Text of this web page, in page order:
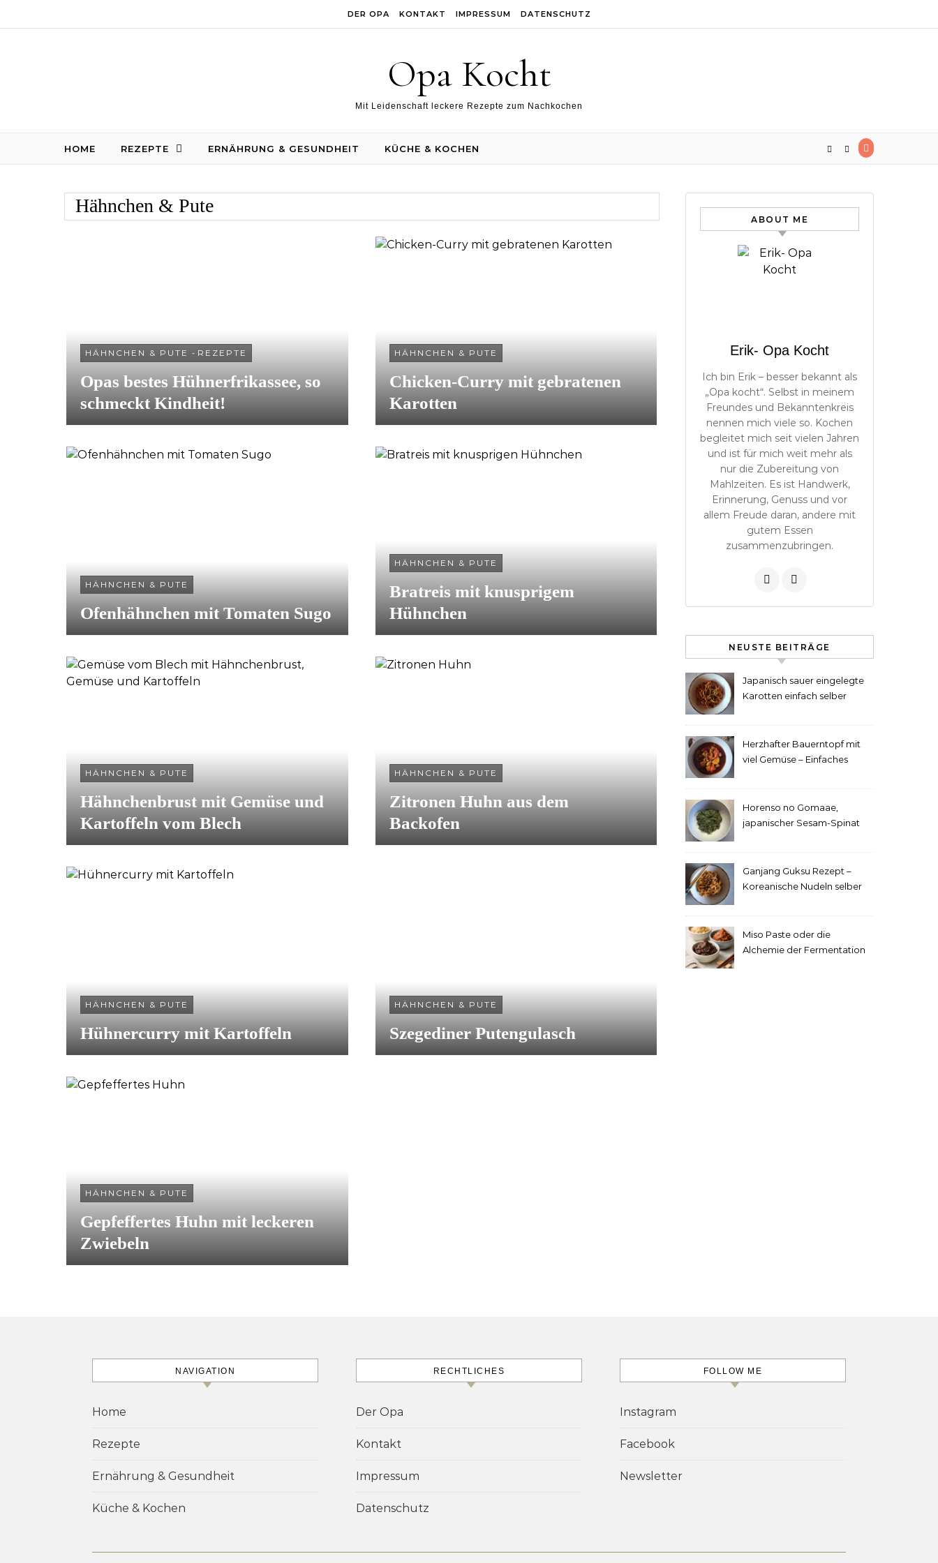
DER OPA KONTAKT IMPRESSUM DATENSCHUTZ
Opa Kocht
Mit Leidenschaft leckere Rezepte zum Nachkochen
HOME REZEPTE ERNÄHRUNG & GESUNDHEIT KÜCHE & KOCHEN
Hähnchen & Pute
HÄHNCHEN & PUTE - REZEPTE
Opas bestes Hühnerfrikassee, so
schmeckt Kindheit!
HÄHNCHEN & PUTE
Chicken-Curry mit gebratenen
Karotten
HÄHNCHEN & PUTE
Ofenhähnchen mit Tomaten Sugo
HÄHNCHEN & PUTE
Bratreis mit knusprigem
Hühnchen
HÄHNCHEN & PUTE
Hähnchenbrust mit Gemüse und
Kartoffeln vom Blech
HÄHNCHEN & PUTE
Zitronen Huhn aus dem
Backofen
HÄHNCHEN & PUTE
Hühnercurry mit Kartoffeln
HÄHNCHEN & PUTE
Szegediner Putengulasch
HÄHNCHEN & PUTE
Gepfeffertes Huhn mit leckeren
Zwiebeln
ABOUT ME
Erik- Opa Kocht
Ich bin Erik – besser bekannt als
„Opa kocht“. Selbst in meinem
Freundes und Bekanntenkreis
nennen mich viele so. Kochen
begleitet mich seit vielen Jahren
und ist für mich weit mehr als
nur die Zubereitung von
Mahlzeiten. Es ist Handwerk,
Erinnerung, Genuss und vor
allem Freude daran, andere mit
gutem Essen
zusammenzubringen.
NEUSTE BEITRÄGE
Japanisch sauer eingelegte
Karotten einfach selber
Herzhafter Bauerntopf mit
viel Gemüse – Einfaches
Horenso no Gomaae,
japanischer Sesam-Spinat
Ganjang Guksu Rezept –
Koreanische Nudeln selber
Miso Paste oder die
Alchemie der Fermentation
NAVIGATION
Home
Rezepte
Ernährung & Gesundheit
Küche & Kochen
RECHTLICHES
Der Opa
Kontakt
Impressum
Datenschutz
FOLLOW ME
Instagram
Facebook
Newsletter